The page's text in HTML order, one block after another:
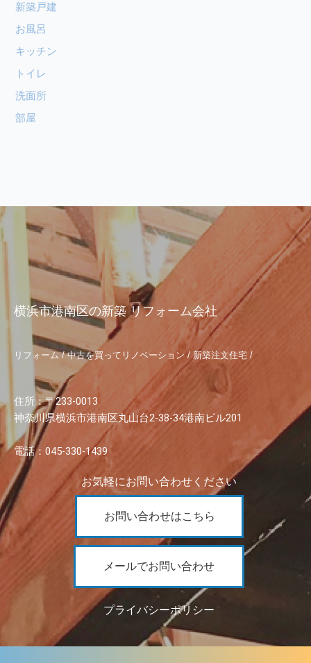
新築戸建
お風呂
キッチン
トイレ
洗面所
部屋
横浜市港南区の新築 リフォーム会社
リフォーム / 中古を買ってリノベーション / 新築注文住宅 /
住所：〒233-0013
神奈川県横浜市港南区丸山台2-38-34港南ビル201
電話：045-330-1439
お気軽にお問い合わせください
お問い合わせはこちら
メールでお問い合わせ
プライバシーポリシー